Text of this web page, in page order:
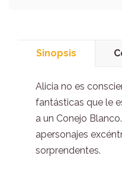
Sinopsis
Alicia no es
fantásticas que le
a un Conejo
apersonajes
sorprendentes.